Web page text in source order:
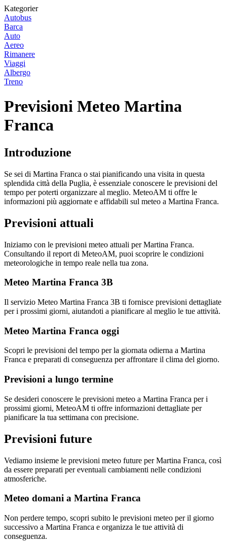
Kategorier
Autobus
Barca
Auto
Aereo
Rimanere
Viaggi
Albergo
Treno
Previsioni Meteo Martina
Franca
Introduzione
Se sei di Martina Franca o stai pianificando una visita in questa
splendida città della Puglia, è essenziale conoscere le previsioni del
tempo per poterti organizzare al meglio. MeteoAM ti offre le
informazioni più aggiornate e affidabili sul meteo a Martina Franca.
Previsioni attuali
Iniziamo con le previsioni meteo attuali per Martina Franca.
Consultando il report di MeteoAM, puoi scoprire le condizioni
meteorologiche in tempo reale nella tua zona.
Meteo Martina Franca 3B
Il servizio Meteo Martina Franca 3B ti fornisce previsioni dettagliate
per i prossimi giorni, aiutandoti a pianificare al meglio le tue attività.
Meteo Martina Franca oggi
Scopri le previsioni del tempo per la giornata odierna a Martina
Franca e preparati di conseguenza per affrontare il clima del giorno.
Previsioni a lungo termine
Se desideri conoscere le previsioni meteo a Martina Franca per i
prossimi giorni, MeteoAM ti offre informazioni dettagliate per
pianificare la tua settimana con precisione.
Previsioni future
Vediamo insieme le previsioni meteo future per Martina Franca, così
da essere preparati per eventuali cambiamenti nelle condizioni
atmosferiche.
Meteo domani a Martina Franca
Non perdere tempo, scopri subito le previsioni meteo per il giorno
successivo a Martina Franca e organizza le tue attività di
conseguenza.